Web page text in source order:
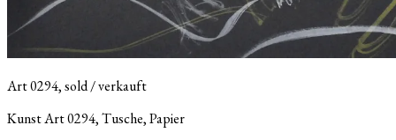
Art 0294, sold / verkauft
Kunst Art 0294, Tusche, Papier